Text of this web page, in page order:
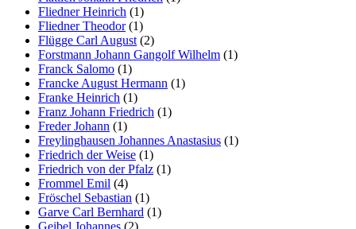
Fliedner Heinrich (1)
Fliedner Theodor(1)
Flügge Carl August (2)
Forstmann Johann Gangolf Wilhelm (1)
Franck Salomo (1)
Francke August Hermann (1)
Franke Heinrich (1)
Franz Johann Friedrich (1)
Freder Johann (1)
Freylinghausen Johannes Anastasius (1)
Friedrich der Weise (1)
Friedrich von der Pfalz (1)
Frommel Emil (4)
Fröschel Sebastian (1)
Garve Carl Bernhard (1)
Geibel Johannes (2)